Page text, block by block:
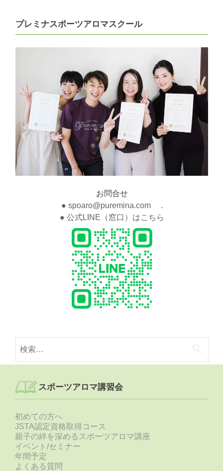
プレミナスポーツアロマスクール
お問合せ
● spoaro@puremina.com .
● 公式LINE（窓口）はこちら
索:
スポーツアロマ講習会
初めての方へ
JSTA認定資格取得コース
親子の絆を深めるスポーツアロマ講座
イベント/セミナー
年間予定
よくある質問